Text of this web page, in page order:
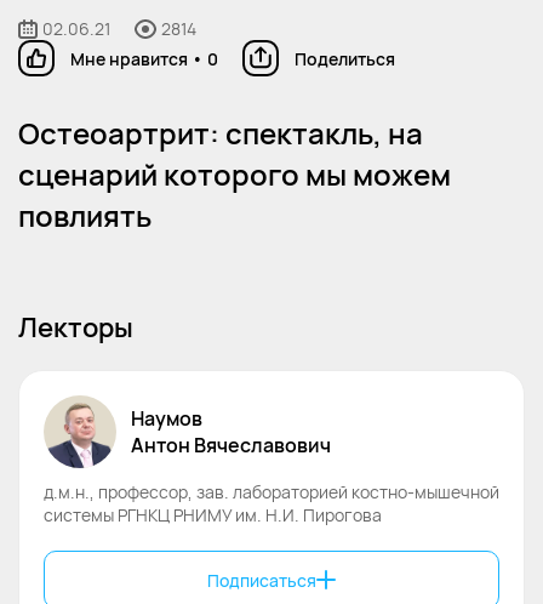
02.06.21
2814
Мне нравится • 0 Поделиться
Остеоартрит: спектакль, на
сценарий которого мы можем
повлиять
Лекторы
Наумов
Антон Вячеславович
д.м.н., профессор, зав. лабораторией костно-мышечной
системы РГНКЦ РНИМУ им. Н.И. Пирогова
Подписаться